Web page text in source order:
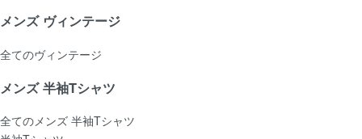
メンズ ヴィンテージ
全てのヴィンテージ
メンズ 半袖Tシャツ
全てのメンズ 半袖Tシャツ